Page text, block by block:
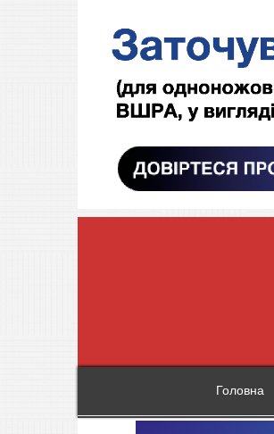
Головна